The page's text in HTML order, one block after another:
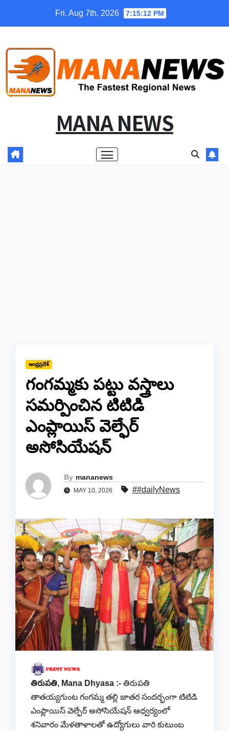
Fri. Aug 7th, 2026 7:15:12 PM
MANA NEWS
ఆంధ్రప్రదేశ్
గంగమ్మకు పట్టు వస్త్రాలు
సమర్పించిన టిటిడి
ఎంప్లాయిస్ వెల్ఫేర్
అసోసియేషన్
By mananews
MAY 10, 2026 ##dailyNews
తిరుపతి, Mana Dhyasa :- తిరుపతి
తాతయ్యగుంట గంగమ్మ తల్లి జాతర సందర్భంగా టిటిడి
ఎంప్లాయిస్ వెల్ఫేర్ అసోసియేషన్ ఆధ్వర్యంలో
శనివారం మేళతాళాలతో ఉద్యోగులు వారి కుటుంబ